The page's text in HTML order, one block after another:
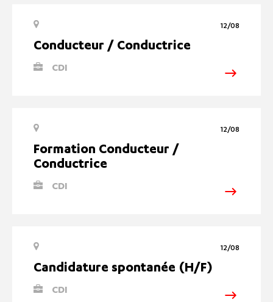
12/08
Conducteur / Conductrice
CDI
12/08
Formation Conducteur /
Conductrice
CDI
12/08
Candidature spontanée (H/F)
CDI